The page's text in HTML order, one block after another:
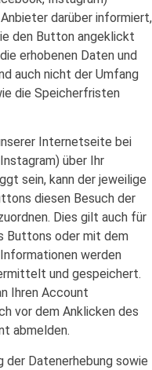
darüber informiert,
den Button angeklickt
erhobenen Daten und
auch nicht der Umfang
die Speicherfristen
Internetseite bei
über Ihr
sein, kann der jeweilige
diesen Besuch der
Dies gilt auch für
Buttons oder mit dem
werden
und gespeichert.
Ihren Account
vor dem Anklicken des
abmelden.
der Datenerhebung sowie